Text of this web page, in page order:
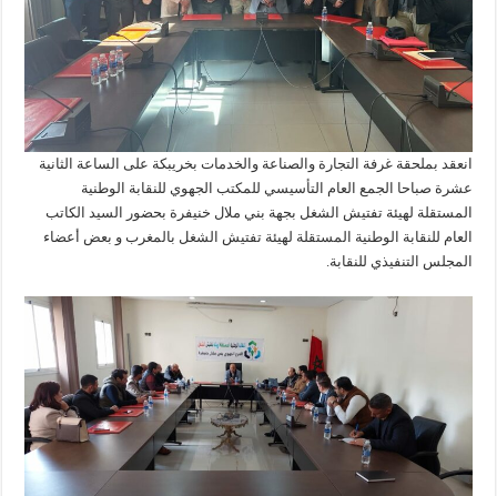
انعقد بملحقة غرفة التجارة والصناعة والخدمات بخريبكة على الساعة الثانية
عشرة صباحا الجمع العام التأسيسي للمكتب الجهوي للنقابة الوطنية
المستقلة لهيئة تفتيش الشغل بجهة بني ملال خنيفرة بحضور السيد الكاتب
العام للنقابة الوطنية المستقلة لهيئة تفتيش الشغل بالمغرب و بعض أعضاء
المجلس التنفيذي للنقابة.